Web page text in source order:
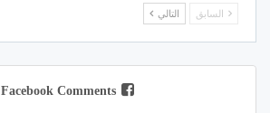
السابق التالي
Facebook Comments